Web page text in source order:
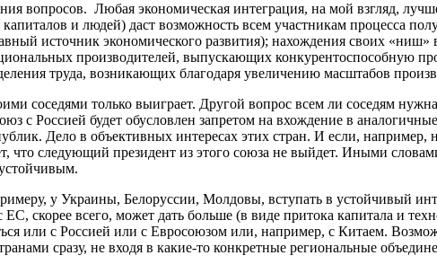
вопросов. Любая экономическая интеграция, на мой взгляд,
и людей) даст возможность всем участникам процесса
источник экономического развития); нахождения своих
производителей, выпускающих конкурентоспособную
труда, возникающих благодаря увеличению масштабов
соседями только выиграет. Другой вопрос всем ли соседям
с Россией будет обусловлен запретом на вхождение в
Дело в объективных интересах этих стран. И если,
что следующий президент из этого союза не выйдет. Иными
у Украины, Белоруссии, Молдовы, вступать в устойчивый
скорее всего, может дать больше (в виде притока капитала и
или с Россией или с Евросоюзом или, например, с Китаем.
сразу, не входя в какие-то конкретные региональные